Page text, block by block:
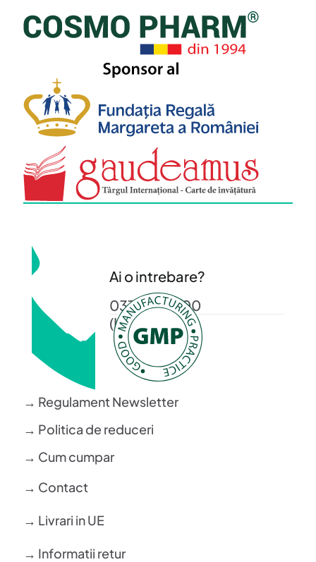
Ai o intrebare?
0372 372 200
(L-V: 08-16)
→ Regulament Newsletter
→ Politica de reduceri
→ Cum cumpar
→ Contact
→ Livrari in UE
→ Informatii retur